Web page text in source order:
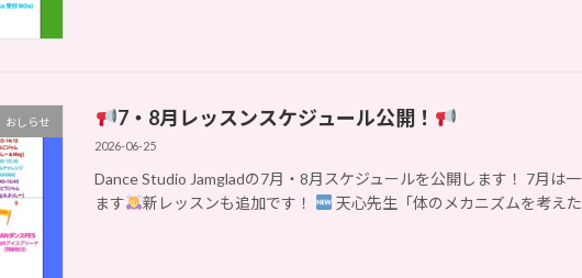
おしらせ 7・8月レッスンスケジュール公開！
2026-06-25
Dance Studio Jamgladの7月・8月スケジュールを公開します！ 7月は
ます
新レッスンも追加です！ 天心先生「体のメカニズムを考え